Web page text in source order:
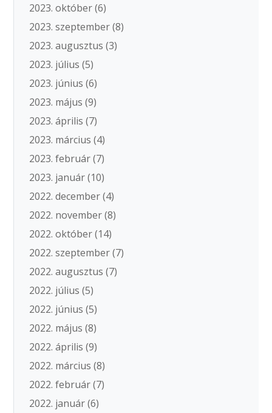
2023. október(6)
2023. szeptember(8)
2023. augusztus (3)
2023. július (5)
2023. június (6)
2023. május (9)
2023. április (7)
2023. március (4)
2023. február(7)
2023. január(10)
2022. december(4)
2022. november(8)
2022. október(14)
2022. szeptember(7)
2022. augusztus (7)
2022. július (5)
2022. június (5)
2022. május (8)
2022. április (9)
2022. március (8)
2022. február(7)
2022. január(6)